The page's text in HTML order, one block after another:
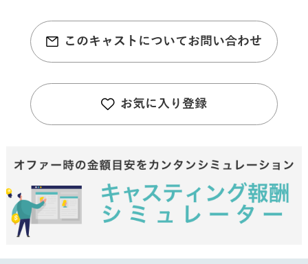
このキャストについてお問い合わせ
お気に入り登録